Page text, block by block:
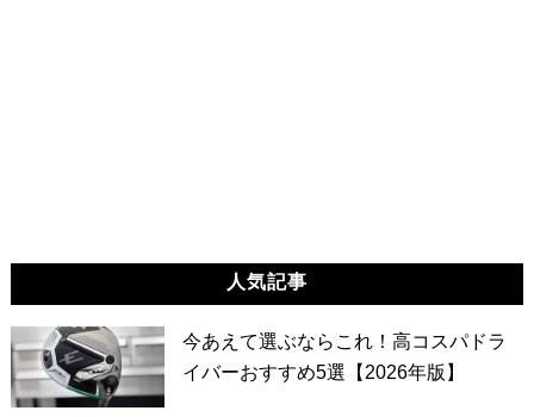
人気記事
今あえて選ぶならこれ！高コスパドラ
イバーおすすめ5選【2026年版】